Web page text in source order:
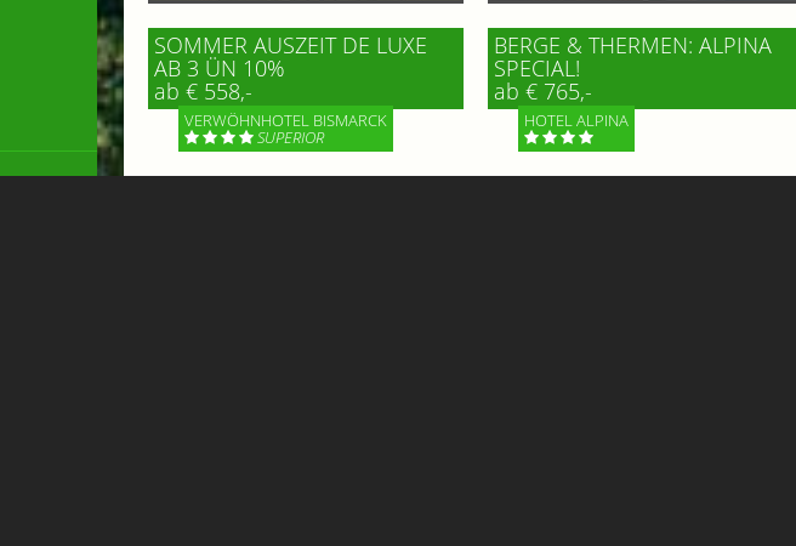
SOMMER AUSZEIT DE LUXE
AB 3 ÜN 10%
ab € 558,-
VERWÖHNHOTEL BISMARCK
SUPERIOR
BERGE & THERMEN: ALPINA
SPECIAL!
ab € 765,-
HOTEL ALPINA